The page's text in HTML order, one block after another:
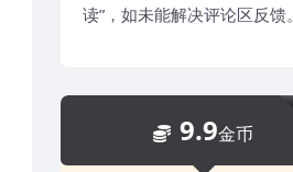
读”，如未能解决评论区反馈。
9.9金币